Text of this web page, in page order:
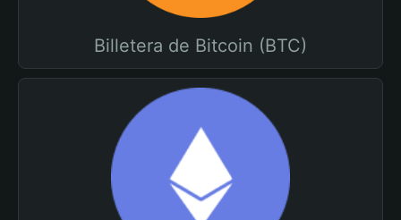
Billetera de Bitcoin (BTC)